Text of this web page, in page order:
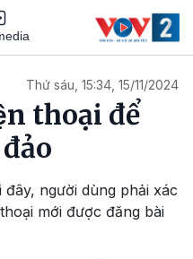
Thứ sáu, 15:34, 15/11/2024
thoại để
đây, người dùng phải xác
mới được đăng bài